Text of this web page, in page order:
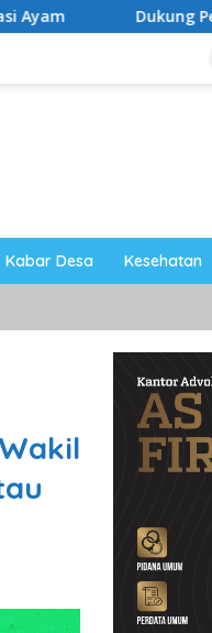
Pengembangan
Kabar Desa Kesehatan